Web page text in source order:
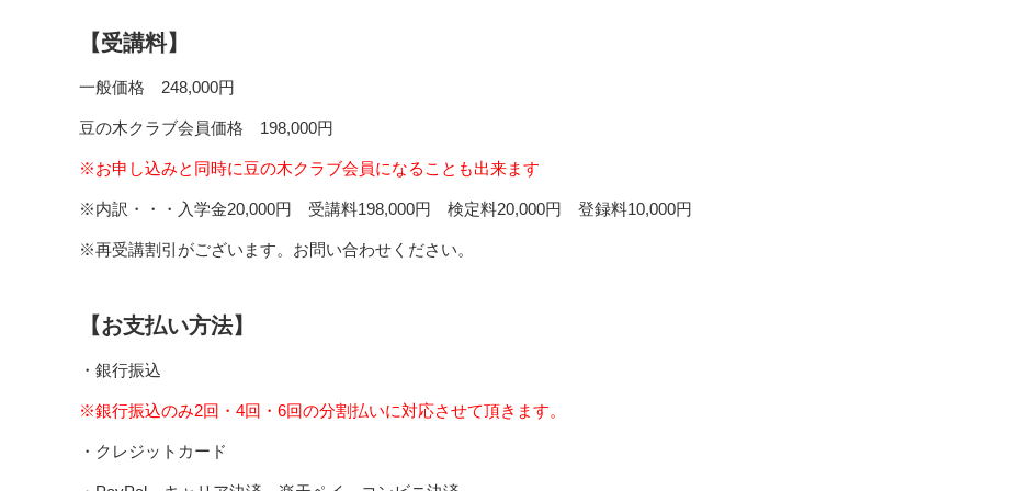
【受講料】
一般価格 248,000円
豆の木クラブ会員価格 198,000円
※お申し込みと同時に豆の木クラブ会員になることも出来ます
※内訳・・・入学金20,000円 受講料198,000円 検定料20,000円 登録料10,000円
※再受講割引がございます。お問い合わせください。
【お支払い方法】
・銀行振込
※銀行振込のみ2回・4回・6回の分割払いに対応させて頂きます。
・クレジットカード